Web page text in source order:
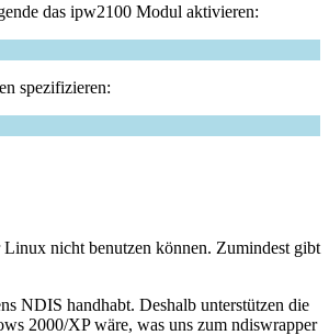
das ipw2100 Modul aktivieren:
spezifizieren:
nicht benutzen können. Zumindest gibt
NDIS handhabt. Deshalb unterstützen die
2000/XP wäre, was uns zum ndiswrapper